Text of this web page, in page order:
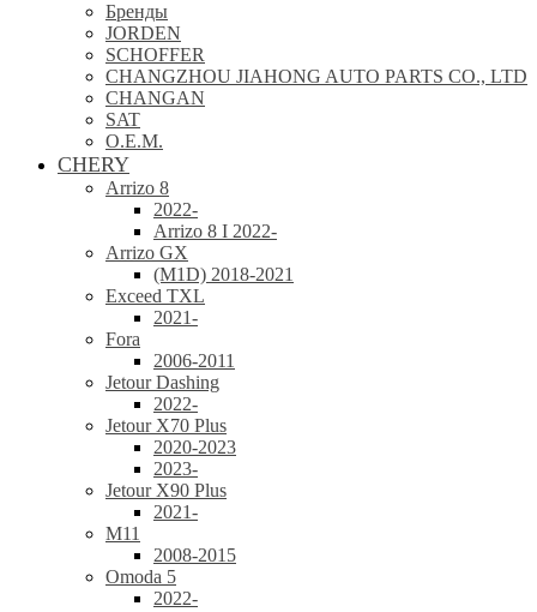
Бренды
JORDEN
SCHOFFER
CHANGZHOU JIAHONG AUTO PARTS CO., LTD
CHANGAN
SAT
O.E.M.
CHERY
Arrizo 8
2022-
Arrizo 8 I 2022-
Arrizo GX
(M1D) 2018-2021
Exceed TXL
2021-
Fora
2006-2011
Jetour Dashing
2022-
Jetour X70 Plus
2020-2023
2023-
Jetour X90 Plus
2021-
M11
2008-2015
Omoda 5
2022-